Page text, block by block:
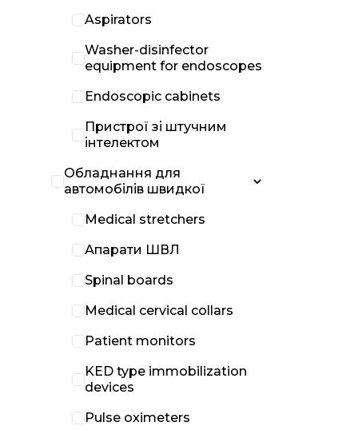
Aspirators
Washer-disinfector
equipment for endoscopes
Endoscopic cabinets
Пристрої зі штучним
інтелектом
Обладнання для
автомобілів швидкої
Medical stretchers
Апарати ШВЛ
Spinal boards
Medical cervical collars
Patient monitors
KED type immobilization
devices
Pulse oximeters